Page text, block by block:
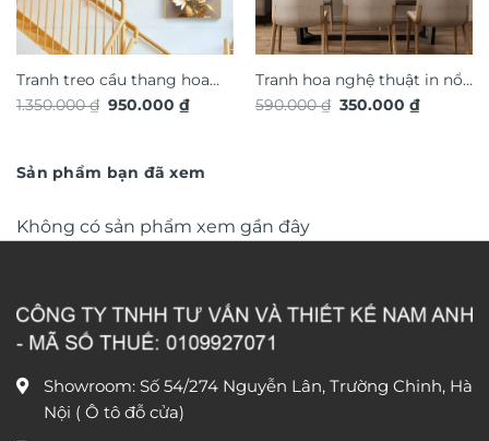
Tranh treo cầu thang hoa
nghệ thuật TG4935S
1.350.000₫ Giá
950.000₫Giá
Tranh hoa nghệ thuật in nổi
3D hiệu ứng dát vàng
590.000₫ Giá
350.000₫Giá
Sản phẩm bạn đã xem
Không có sản phẩm xem gần đây
Showroom: Số 54/274 Nguyễn Lân, Trường Chinh, Hà
Nội ( Ô tô đỗ cửa)